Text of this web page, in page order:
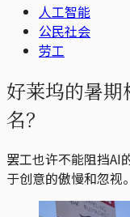
人工智能
公民社会
劳工
好莱坞的暑
名？
罢工也许不能阻挡AI
于创意的傲慢和忽视。